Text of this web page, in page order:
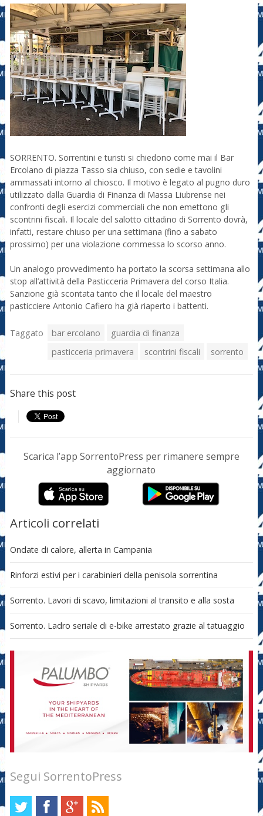
SORRENTO. Sorrentini e turisti si chiedono come mai il Bar
Ercolano di piazza Tasso sia chiuso, con sedie e tavolini
ammassati intorno al chiosco. Il motivo è legato al pugno duro
utilizzato dalla Guardia di Finanza di Massa Liubrense nei
confronti degli esercizi commerciali che non emettono gli
scontrini fiscali. Il locale del salotto cittadino di Sorrento dovrà,
infatti, restare chiuso per una settimana (fino a sabato
prossimo) per una violazione commessa lo scorso anno.
Un analogo provvedimento ha portato la scorsa settimana allo
stop all’attività della Pasticceria Primavera del corso Italia.
Sanzione già scontata tanto che il locale del maestro
pasticciere Antonio Cafiero ha già riaperto i battenti.
Taggato bar ercolano
guardia di finanza
pasticceria primavera
scontrini fiscali sorrento
Share this post
Scarica l’app SorrentoPress per rimanere sempre
aggiornato
Articoli correlati
Ondate di calore, allerta in Campania
Rinforzi estivi per i carabinieri della penisola sorrentina
Sorrento. Lavori di scavo, limitazioni al transito e alla sosta
Sorrento. Ladro seriale di e-bike arrestato grazie al tatuaggio
Segui SorrentoPress